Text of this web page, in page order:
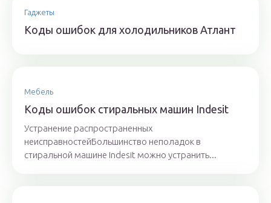
Гаджеты
Коды ошибок для холодильников Атлант
Мебель
Коды ошибок стиральных машин Indesit
Устранение распространенных
неисправностейБольшинство неполадок в
стиральной машине Indesit можно устранить...